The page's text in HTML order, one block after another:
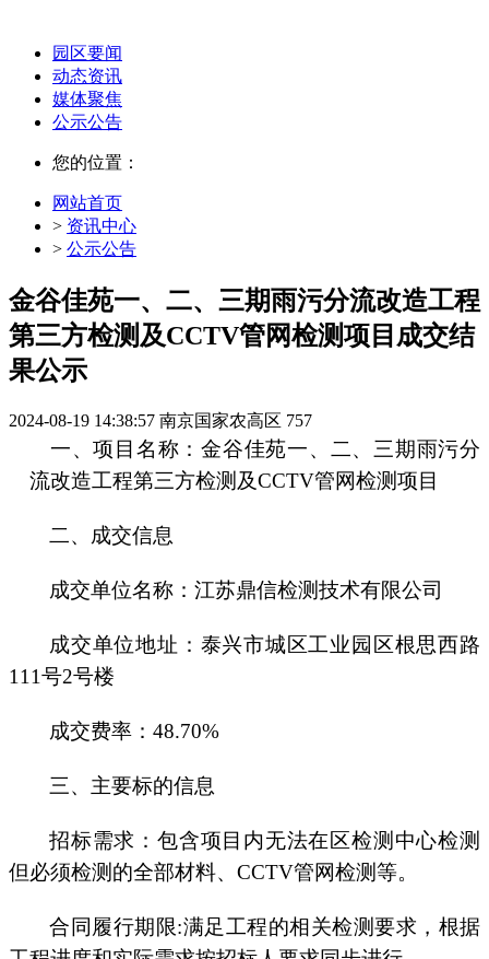
园区要闻
动态资讯
媒体聚焦
公示公告
您的位置：
网站首页
> 资讯中心
> 公示公告
金谷佳苑一、二、三期雨污分流改造工程
第三方检测及CCTV管网检测项目成交结
果公示
2024-08-19 14:38:57 南京国家农高区 757
一、项目名称：金谷佳苑一、二、三期雨污分
流改造工程第三方检测及CCTV管网检测项目
二、 成交信息
成交单位名称：江苏鼎信检测技术有限公司
成交单位地址：泰兴市城区工业园区根思西路
111号2号楼
成交费率 ： 48.70%
三、主要标的信息
招标需求： 包含项目内无法在区检测中心检测
但必须检测的全部材料、 CCTV管网检测等。
合同履行期限:满足工程的相关检测要求，根据